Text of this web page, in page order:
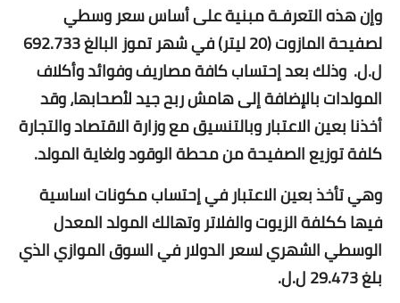
وإن هذه التعرفـة مبنية على أساس سعر وسطي
لصفيحة المازوت (20 ليتر) في شهر تموز البالغ 692.733
ل.ل. وذلك بعد إحتساب كافة مصاريف وفوائد وأكلاف
المولدات بالإضافة إلى هامش ربح جيد لأصحابها، وقد
أخذنا بعين الاعتبار وبالتنسيق مع وزارة الاقتصاد والتجارة
كلفة توزيع الصفيحة من محطة الوقود ولغاية المولد.
وهي تأخذ بعين الاعتبار في إحتساب مكونات اساسية
فيها ككلفة الزيوت والفلاتر وتهالك المولد المعدل
الوسطي الشهري لسعر الدولار في السوق الموازي الذي
بلغ 29.473 ل.ل.